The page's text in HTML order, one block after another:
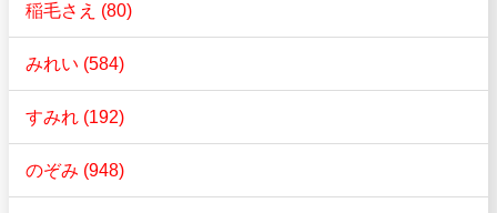
稲毛さえ (80)
みれい (584)
すみれ (192)
のぞみ (948)